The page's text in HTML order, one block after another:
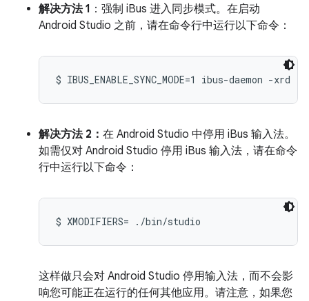
解决方法 1 ：强制 iBus 进入同步模式。在启动
Android Studio 之前，请在命令行中运行以下命令：
$ IBUS_ENABLE_SYNC_MODE=1 ibus-daemon -xrd
解决方法 2： 在 Android Studio 中停用 iBus 输入法。
如需仅对 Android Studio 停用 iBus 输入法，请在命令
行中运行以下命令：
$ XMODIFIERS= ./bin/studio
这样做只会对 Android Studio 停用输入法，而不会影
响您可能正在运行的任何其他应用。请注意，如果您